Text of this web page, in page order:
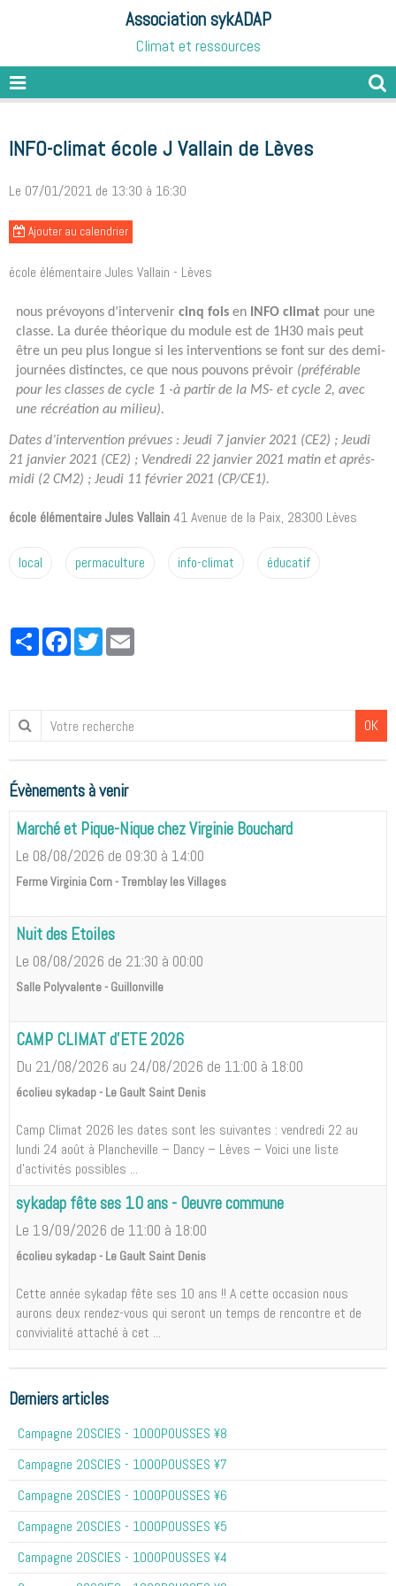
Association sykADAP
Climat et ressources
INFO-climat école J Vallain de Lèves
Le 07/01/2021 de 13:30 à 16:30
Ajouter au calendrier
école élémentaire Jules Vallain - Lèves
nous prévoyons d’intervenir cinq fois en INFO climat pour une
classe. La durée théorique du module est de 1H30 mais peut
être un peu plus longue si les interventions se font sur des demi-
journées distinctes, ce que nous pouvons prévoir (préférable
pour les classes de cycle 1 -à partir de la MS- et cycle 2, avec
une récréation au milieu).
Dates d’intervention prévues : Jeudi 7 janvier 2021 (CE2) ; Jeudi
21 janvier 2021 (CE2) ; Vendredi 22 janvier 2021 matin et après-
midi (2 CM2) ; Jeudi 11 février 2021 (CP/CE1).
école élémentaire Jules Vallain41 Avenue de la Paix, 28300 Lèves
local permaculture info-climat éducatif
PartagerFacebookTwitter
OK
Évènements à venir
Marché et Pique-Nique chez Virginie Bouchard
Le 08/08/2026 de 09:30 à 14:00
Ferme Virginia Corn - Tremblay les Villages
Nuit des Etoiles
Le 08/08/2026 de 21:30 à 00:00
Salle Polyvalente - Guillonville
CAMP CLIMAT d'ETE 2026
Du 21/08/2026 au 24/08/2026 de 11:00 à 18:00
écolieu sykadap - Le Gault Saint Denis
Camp Climat 2026 les dates sont les suivantes : vendredi 22 au
lundi 24 août à Plancheville – Dancy – Lèves – Voici une liste
d'activités possibles ...
sykadap fête ses 10 ans - Oeuvre commune
Le 19/09/2026 de 11:00 à 18:00
écolieu sykadap - Le Gault Saint Denis
Cette année sykadap fête ses 10 ans !! A cette occasion nous
aurons deux rendez-vous qui seront un temps de rencontre et de
convivialité attaché à cet ...
Derniers articles
Campagne 20SCIES - 1OOOPOUSSES ¥8
Campagne 20SCIES - 1OOOPOUSSES ¥7
Campagne 20SCIES - 1OOOPOUSSES ¥6
Campagne 20SCIES - 1OOOPOUSSES ¥5
Campagne 20SCIES - 1OOOPOUSSES ¥4